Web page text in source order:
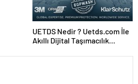
UETDS Nedir ? Uetds.com İle
Akıllı Dijital Taşımacılık